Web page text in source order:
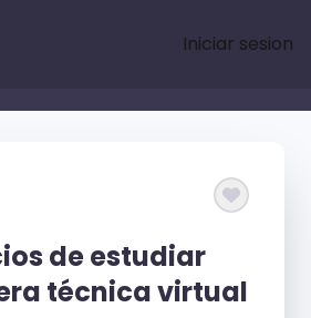
Iniciar sesion
de estudiar
técnica virtual